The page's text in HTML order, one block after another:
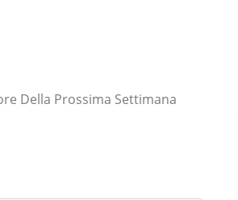
Della Prossima Settimana